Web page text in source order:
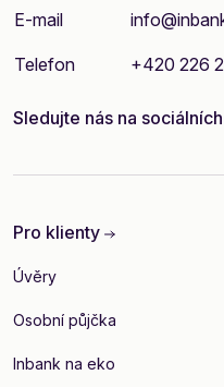
E-mail
Telefon +420 226
Sledujte nás na
Pro klienty
Úvěry
Osobní půjčka
Inbank na eko